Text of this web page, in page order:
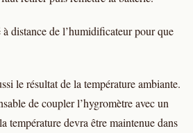
distance de l’humidificateur pour que
le résultat de la température ambiante.
de coupler l’hygromètre avec un
température devra être maintenue dans